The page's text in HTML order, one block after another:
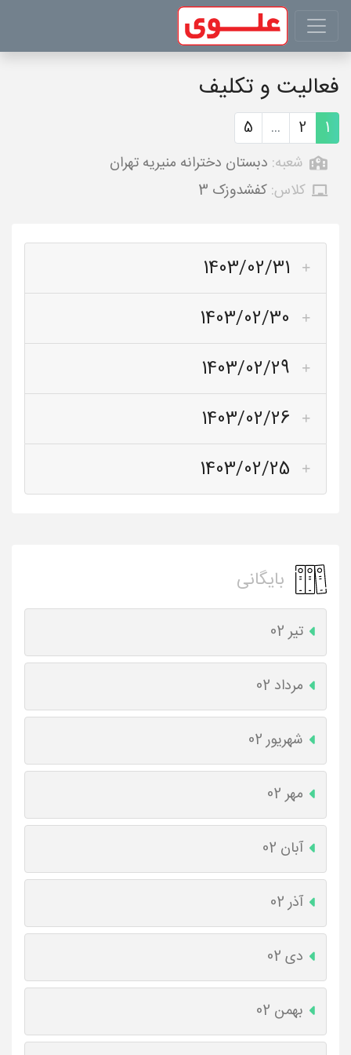
فعالیت و تکلیف
1
2
...
5
شعبه: دبستان دخترانه منیریه تهران
کلاس: کفشدوزک 3
1403/02/31
1403/02/30
1403/02/29
1403/02/26
1403/02/25
بایگانی
تیر 02
مرداد 02
شهریور 02
مهر 02
آبان 02
آذر 02
دی 02
بهمن 02